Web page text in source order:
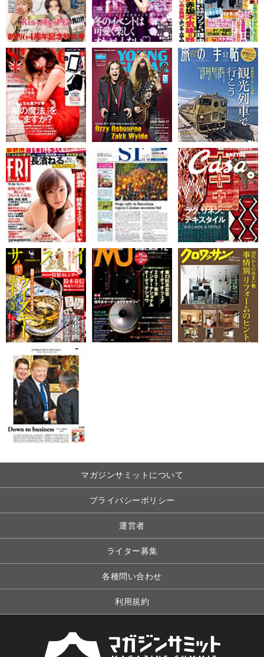
マガジンサミットについて
プライバシーポリシー
運営者
ライター募集
各種問い合わせ
利用規約